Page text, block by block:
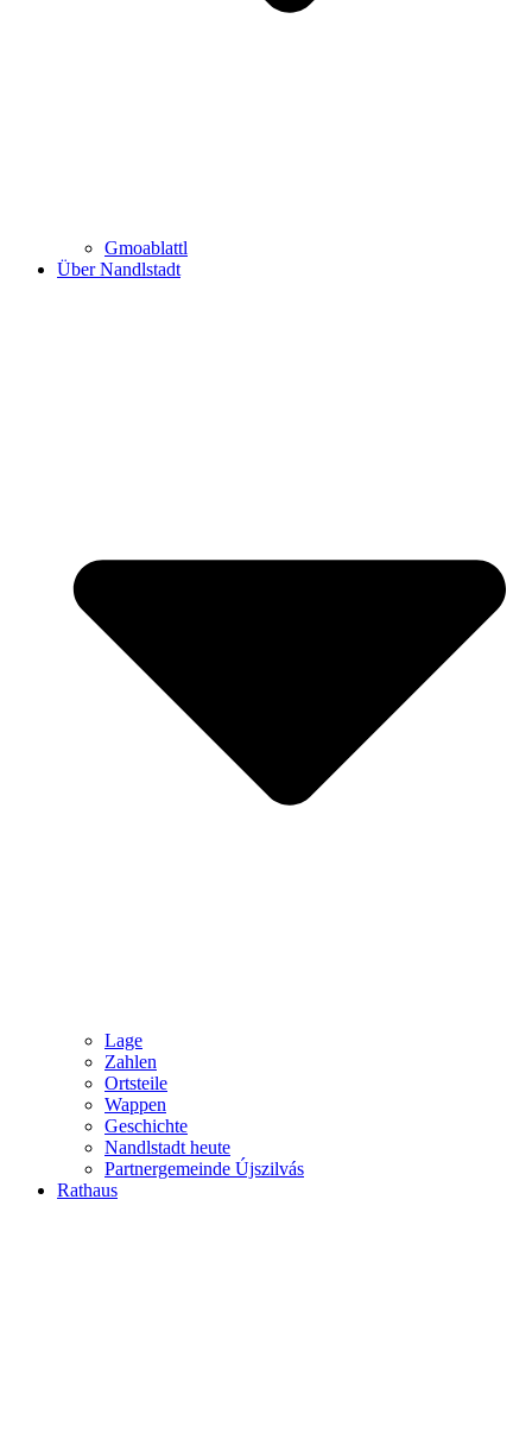
Gmoablattl
Über Nandlstadt
Lage
Zahlen
Ortsteile
Wappen
Geschichte
Nandlstadt heute
Partnergemeinde Újszilvás
Rathaus